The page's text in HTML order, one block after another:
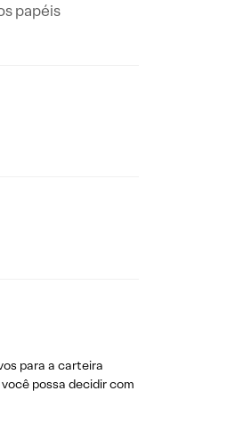
papéis
para a carteira
possa decidir com